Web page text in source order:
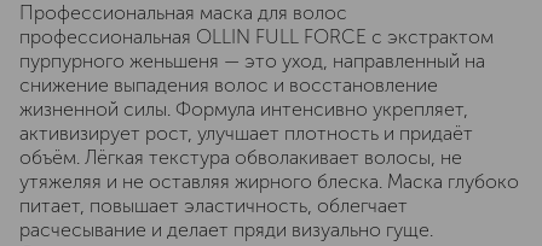
Профессиональная маска для волос
профессиональная OLLIN FULL FORCE с экстрактом
пурпурного женьшеня — это уход, направленный на
снижение выпадения волос и восстановление
жизненной силы. Формула интенсивно укрепляет,
активизирует рост, улучшает плотность и придаёт
объём. Лёгкая текстура обволакивает волосы, не
утяжеляя и не оставляя жирного блеска. Маска глубоко
питает, повышает эластичность, облегчает
расчесывание и делает пряди визуально гуще.